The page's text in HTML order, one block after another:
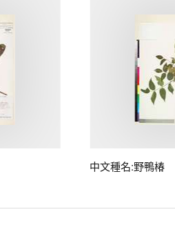
中文種名:野鴨椿